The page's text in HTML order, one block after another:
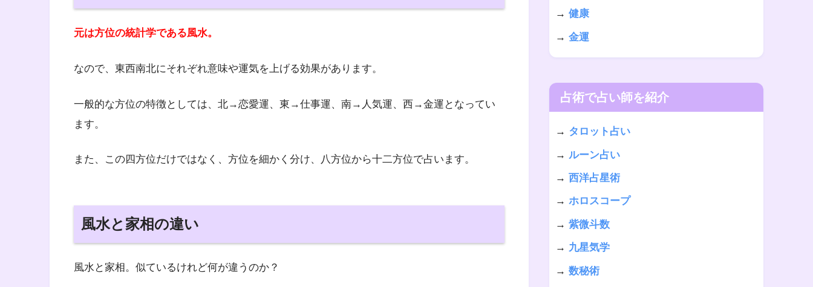
元は方位の統計学である風水。
なので、東西南北にそれぞれ意味や運気を上げる効果があります。
一般的な方位の特徴としては、北→恋愛運、東→仕事運、南→人気運、西→金運となってい
ます。
また、この四方位だけではなく、方位を細かく分け、八方位から十二方位で占います。
風水と家相の違い
風水と家相。似ているけれど何が違うのか？
→ 健康
→ 金運
占術で占い師を紹介
→ タロット占い
→ ルーン占い
→ 西洋占星術
→ ホロスコープ
→ 紫微斗数
→ 九星気学
→ 数秘術